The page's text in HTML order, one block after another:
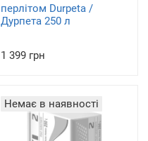
перлітом Durpeta /
Дурпета 250 л
1 399 грн
Немає в наявності